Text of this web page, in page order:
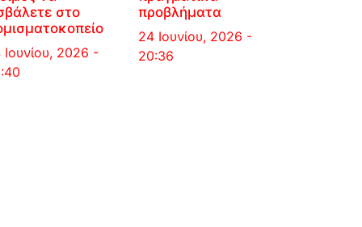
στο
Ιουνίου, 2026 -
προβλήματα
24 Ιουνίου, 2026 -
20:36